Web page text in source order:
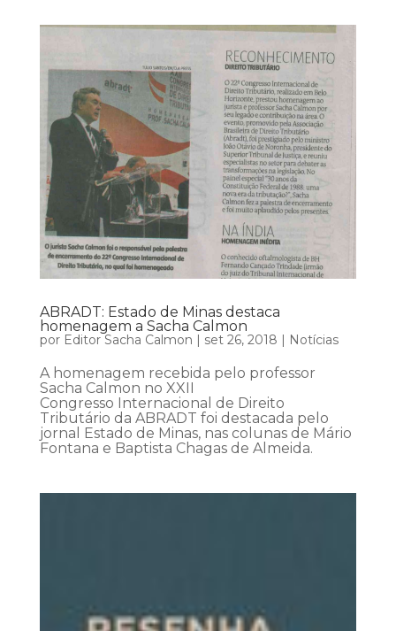
ABRADT: Estado de Minas destaca
homenagem a Sacha Calmon
por Editor Sacha Calmon | set 26, 2018 | Notícias
A homenagem recebida pelo professor
Sacha Calmon no XXII
Congresso Internacional de Direito
Tributário da ABRADT foi destacada pelo
jornal Estado de Minas, nas colunas de Mário
Fontana e Baptista Chagas de Almeida.